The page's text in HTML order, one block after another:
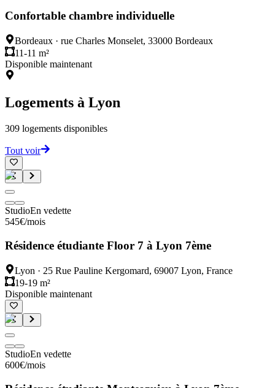
Confortable chambre individuelle
Bordeaux · rue Charles Monselet, 33000 Bordeaux
11-11 m²
Disponible maintenant
Logements à Lyon
309 logements disponibles
Tout voir
StudioEn vedette
545€/mois
Résidence étudiante Floor 7 à Lyon 7ème
Lyon · 25 Rue Pauline Kergomard, 69007 Lyon, France
19-19 m²
Disponible maintenant
StudioEn vedette
600€/mois